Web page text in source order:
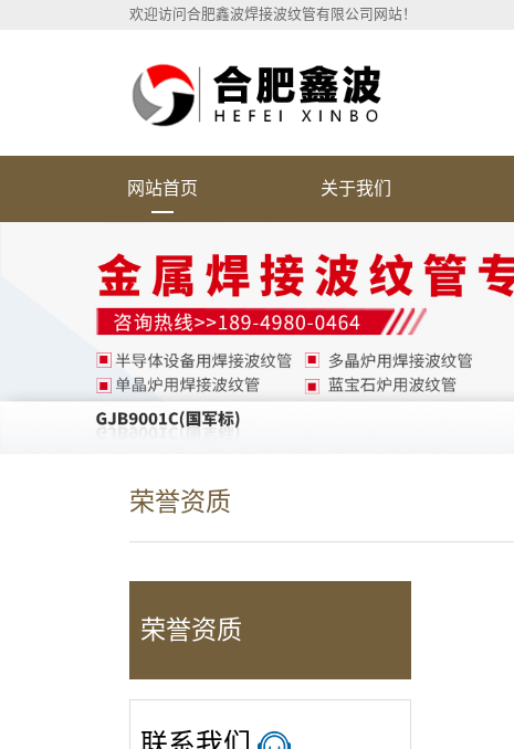
欢迎访问合肥鑫波焊接波纹管有限公司网站！
网站首页 关于我们
荣誉资质
荣誉资质